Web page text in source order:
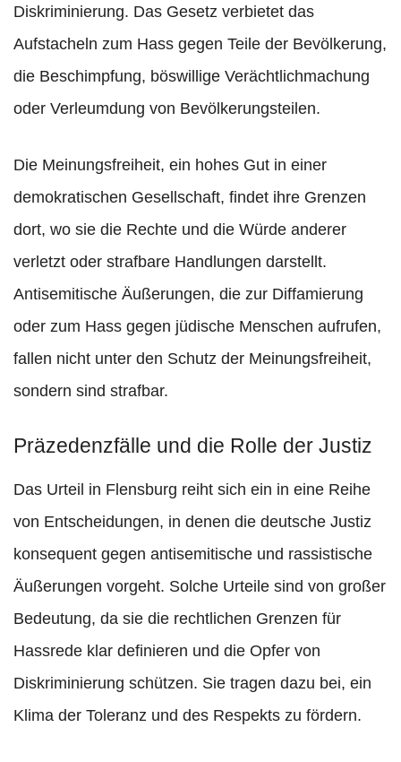
Diskriminierung. Das Gesetz verbietet das
Aufstacheln zum Hass gegen Teile der Bevölkerung,
die Beschimpfung, böswillige Verächtlichmachung
oder Verleumdung von Bevölkerungsteilen.
Die Meinungsfreiheit, ein hohes Gut in einer
demokratischen Gesellschaft, findet ihre Grenzen
dort, wo sie die Rechte und die Würde anderer
verletzt oder strafbare Handlungen darstellt.
Antisemitische Äußerungen, die zur Diffamierung
oder zum Hass gegen jüdische Menschen aufrufen,
fallen nicht unter den Schutz der Meinungsfreiheit,
sondern sind strafbar.
Präzedenzfälle und die Rolle der Justiz
Das Urteil in Flensburg reiht sich ein in eine Reihe
von Entscheidungen, in denen die deutsche Justiz
konsequent gegen antisemitische und rassistische
Äußerungen vorgeht. Solche Urteile sind von großer
Bedeutung, da sie die rechtlichen Grenzen für
Hassrede klar definieren und die Opfer von
Diskriminierung schützen. Sie tragen dazu bei, ein
Klima der Toleranz und des Respekts zu fördern.